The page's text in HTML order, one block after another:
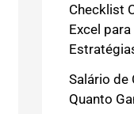
Checklist
Excel
Salário de
Quanto